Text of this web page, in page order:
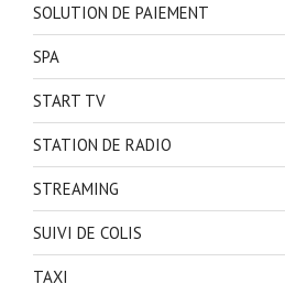
SOLUTION DE PAIEMENT
SPA
START TV
STATION DE RADIO
STREAMING
SUIVI DE COLIS
TAXI